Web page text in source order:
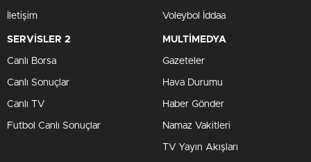
İletişim Voleybol İddaa
SERVİSLER 2
Canlı Borsa
Canlı Sonuçlar
Canlı TV
Futbol Canlı Sonuçlar
MULTİMEDYA
Gazeteler
Hava Durumu
Haber Gönder
Namaz Vakitleri
TV Yayın Akışları